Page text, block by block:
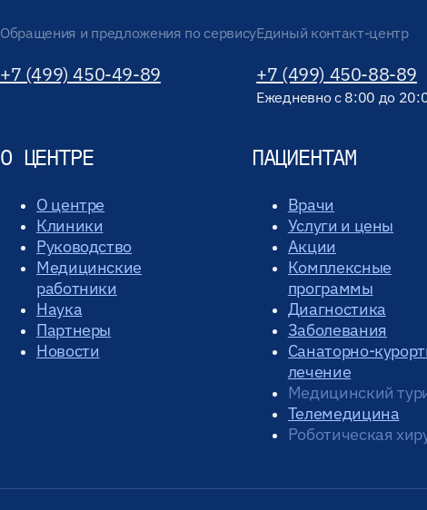
Обращения и предложения по сервису
+7 (499) 450-49-89
Единый контакт-центр
+7 (499) 450-88-89
Ежедневно с 8:00 до
О ЦЕНТРЕ
О центре
Клиники
Руководство
Медицинские
работники
Наука
Партнеры
Новости
ПАЦИЕНТАМ
Врачи
Услуги и цены
Акции
Комплексные
программы
Диагностика
Заболевания
Санаторно-
лечение
Медицинский
Телемедицина
Роботическая